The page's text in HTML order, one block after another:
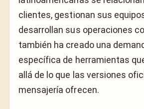
clientes, gestionan sus
desarrollan sus operaciones
también ha creado una
específica de herramientas
allá de lo que las versiones
mensajería ofrecen.